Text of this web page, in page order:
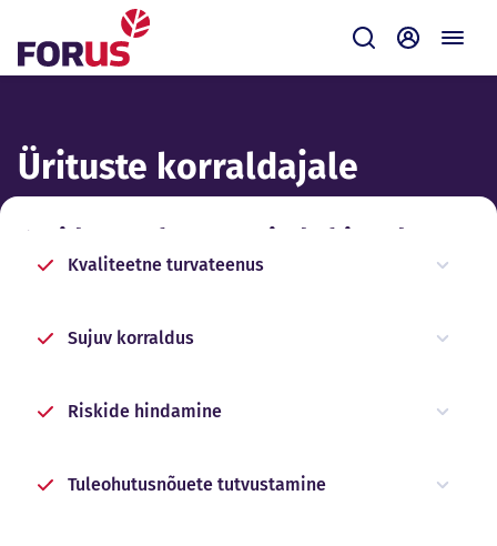
Saada
Ürituste korraldajale
Kuidas saab Forus sind abistada?
Kvaliteetne turvateenus
Sujuv korraldus
Riskide hindamine
Tuleohutusnõuete tutvustamine